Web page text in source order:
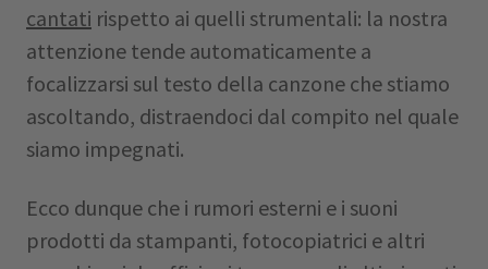
cantati rispetto ai quelli strumentali: la nostra
attenzione tende automaticamente a
focalizzarsi sul testo della canzone che stiamo
ascoltando, distraendoci dal compito nel quale
siamo impegnati.
Ecco dunque che i rumori esterni e i suoni
prodotti da stampanti, fotocopiatrici e altri